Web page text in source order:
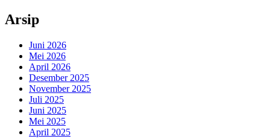
Arsip
Juni 2026
Mei 2026
April 2026
Desember 2025
November 2025
Juli 2025
Juni 2025
Mei 2025
April 2025